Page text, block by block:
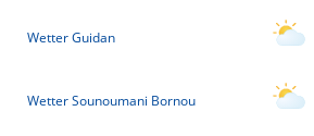
Wetter Guidan
Wetter Sounoumani Bornou